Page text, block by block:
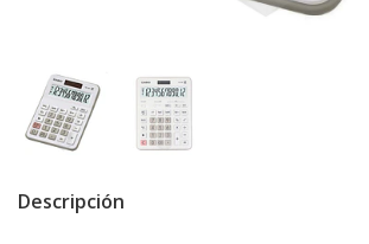
Descripción